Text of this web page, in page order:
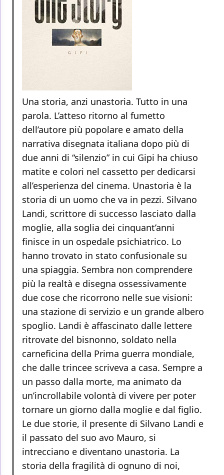
Una storia, anzi unastoria. Tutto in una
parola. L’atteso ritorno al fumetto
dell’autore più popolare e amato della
narrativa disegnata italiana dopo più di
due anni di “silenzio” in cui Gipi ha chiuso
matite e colori nel cassetto per dedicarsi
all’esperienza del cinema. Unastoria è la
storia di un uomo che va in pezzi. Silvano
Landi, scrittore di successo lasciato dalla
moglie, alla soglia dei cinquant’anni
finisce in un ospedale psichiatrico. Lo
hanno trovato in stato confusionale su
una spiaggia. Sembra non comprendere
più la realtà e disegna ossessivamente
due cose che ricorrono nelle sue visioni:
una stazione di servizio e un grande albero
spoglio. Landi è affascinato dalle lettere
ritrovate del bisnonno, soldato nella
carneficina della Prima guerra mondiale,
che dalle trincee scriveva a casa. Sempre a
un passo dalla morte, ma animato da
un’incrollabile volontà di vivere per poter
tornare un giorno dalla moglie e dal figlio.
Le due storie, il presente di Silvano Landi e
il passato del suo avo Mauro, si
intrecciano e diventano unastoria. La
storia della fragilità di ognuno di noi,